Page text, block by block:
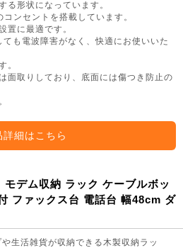
る形状になっています。
ンセントを搭載しています。
置に最適です。
も電波障害がなく、快適にお使いいた
。
面取りしており、底面には傷つき防止の
詳細はこちら
デム収納 ラック ケーブルボッ
ファックス台 電話台 幅48cm ダ
生活雑貨が収納できる木製収納ラッ